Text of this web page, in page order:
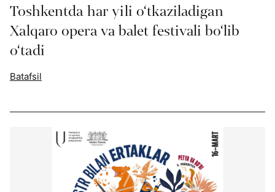
Toshkentda har yili o‘tkaziladigan
Xalqaro opera va balet festivali bo‘lib
o‘tadi
Batafsil